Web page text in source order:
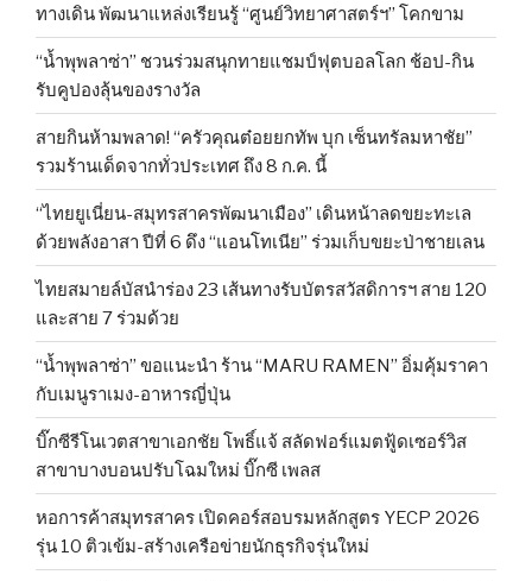
ทางเดิน พัฒนาแหล่งเรียนรู้ “ศูนย์วิทยาศาสตร์ฯ” โคกขาม
“น้ำพุพลาซ่า” ชวนร่วมสนุกทายแชมป์ฟุตบอลโลก ช้อป-กิน
รับคูปองลุ้นของรางวัล
สายกินห้ามพลาด! “ครัวคุณต๋อยยกทัพ บุก เซ็นทรัลมหาชัย”
รวมร้านเด็ดจากทั่วประเทศ ถึง 8 ก.ค. นี้
“ไทยยูเนี่ยน-สมุทรสาครพัฒนาเมือง” เดินหน้าลดขยะทะเล
ด้วยพลังอาสา ปีที่ 6 ดึง “แอนโทเนีย” ร่วมเก็บขยะป่าชายเลน
ไทยสมายล์บัสนำร่อง 23 เส้นทางรับบัตรสวัสดิการฯ สาย 120
และสาย 7 ร่วมด้วย
“น้ำพุพลาซ่า” ขอแนะนำ ร้าน “MARU RAMEN” อิ่มคุ้มราคา
กับเมนูราเมง-อาหารญี่ปุ่น
บิ๊กซีรีโนเวตสาขาเอกชัย โพธิ์แจ้ สลัดฟอร์แมตฟู้ดเซอร์วิส
สาขาบางบอนปรับโฉมใหม่ บิ๊กซี เพลส
หอการค้าสมุทรสาคร เปิดคอร์สอบรมหลักสูตร YECP 2026
รุ่น 10 ติวเข้ม-สร้างเครือข่ายนักธุรกิจรุ่นใหม่